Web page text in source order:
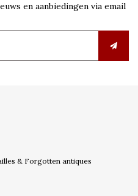
en aanbiedingen via email
& Forgotten antiques